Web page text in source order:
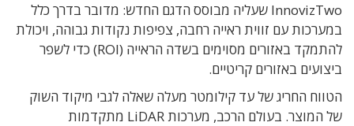
InnovizTwo שעליה מבוסס הדגם החדש: מדובר בדרך כלל
במערכות עם זווית ראייה רחבה, צפיפות נקודות גבוהה, ויכולת
להתמקד באזורים מסוימים בשדה הראייה (ROI) כדי לשפר
ביצועים באזורים קריטיים.
הטווח החריג של עד קילומטר מעלה שאלה לגבי מיקוד השוק
של המוצר. בעולם הרכב, מערכות LiDAR מתקדמות